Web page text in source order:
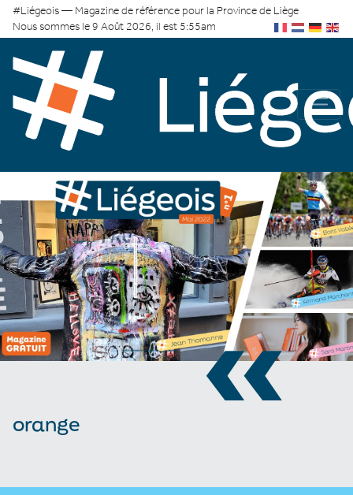
#Liégeois — Magazine de référence pour la Province de Liège
Nous sommes le 9 Août 2026, il est 5:55am
«
orange